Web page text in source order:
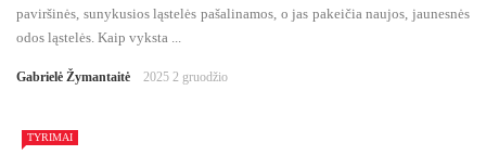
paviršinės, sunykusios ląstelės pašalinamos, o jas pakeičia naujos, jaunesnės
odos ląstelės. Kaip vyksta ...
Gabrielė Žymantaitė 2025 2 gruodžio
TYRIMAI